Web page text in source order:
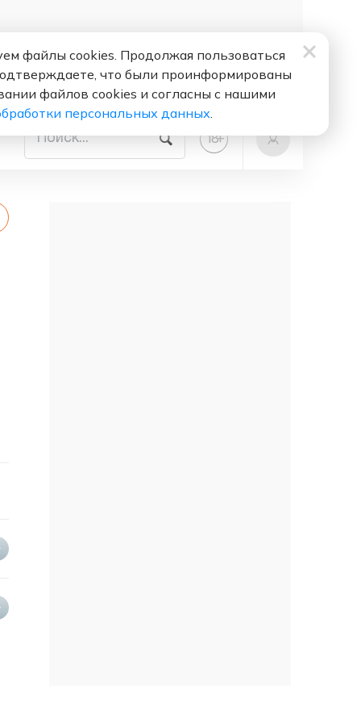
18+
файлы cookies. Продолжая пользоваться
что были проинформированы
файлов cookies и согласны с нашими
персональных данных.